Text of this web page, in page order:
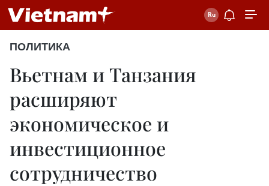
ПОЛИТИКА
Вьетнам и Танзания
расширяют
экономическое и
инвестиционное
сотрудничество